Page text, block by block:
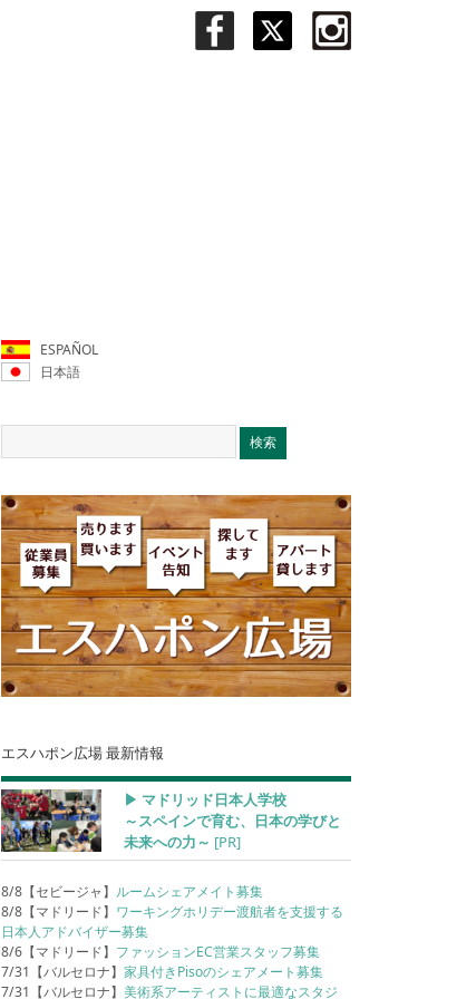
ESPAÑOL
日本語
エスハポン広場 最新情報
▶︎ マドリッド日本人学校
～スペインで育む、日本の学びと
未来への力～ [PR]
8/8【セビージャ】ルームシェアメイト募集
8/8【マドリード】 ワーキングホリデー渡航者を支援する
日本人アドバイザー募集
8/6【マドリード】 ファッションEC営業スタッフ募集
7/31【バルセロナ】家具付きPisoのシェアメート募集
7/31【バルセロナ】美術系アーティストに最適なスタジ